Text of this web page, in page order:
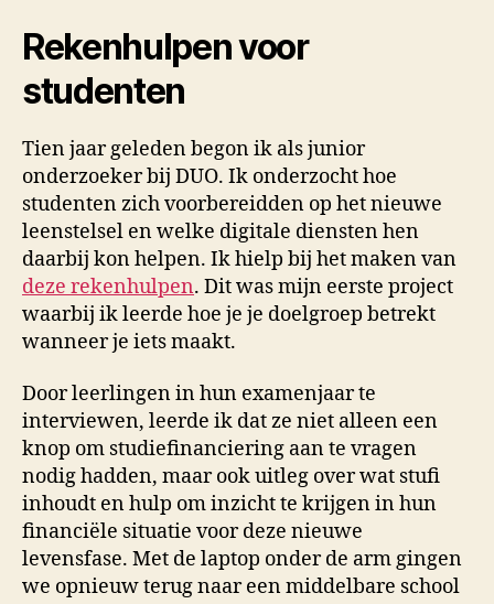
Rekenhulpen voor
studenten
Tien jaar geleden begon ik als junior
onderzoeker bij DUO. Ik onderzocht hoe
studenten zich voorbereidden op het nieuwe
leenstelsel en welke digitale diensten hen
daarbij kon helpen. Ik hielp bij het maken van
deze rekenhulpen. Dit was mijn eerste project
waarbij ik leerde hoe je je doelgroep betrekt
wanneer je iets maakt.
Door leerlingen in hun examenjaar te
interviewen, leerde ik dat ze niet alleen een
knop om studiefinanciering aan te vragen
nodig hadden, maar ook uitleg over wat stufi
inhoudt en hulp om inzicht te krijgen in hun
financiële situatie voor deze nieuwe
levensfase. Met de laptop onder de arm gingen
we opnieuw terug naar een middelbare school